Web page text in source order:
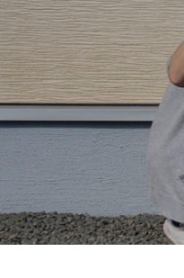
秋のドライブ
高齢者等共同
